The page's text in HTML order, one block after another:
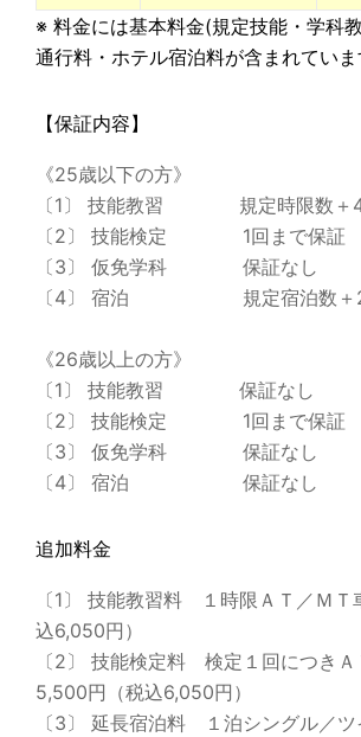
※ 料金には基本料金(規定技能・学科
通行料・ホテル宿泊料が含まれていま
【保証内容】
《25歳以下の方》
〔1〕 技能教習 規定時限数＋4
〔2〕 技能検定 1回まで保証
〔3〕 仮免学科 保証なし
〔4〕 宿泊 規定宿泊数＋2
《26歳以上の方》
〔1〕 技能教習 保証なし
〔2〕 技能検定 1回まで保証
〔3〕 仮免学科 保証なし
〔4〕 宿泊 保証なし
追加料金
〔1〕 技能教習料 １時限ＡＴ／Ｍ
込6,050円）
〔2〕 技能検定料 検定１回につき
5,500円（税込6,050円）
〔3〕 延長宿泊料 １泊シングル／